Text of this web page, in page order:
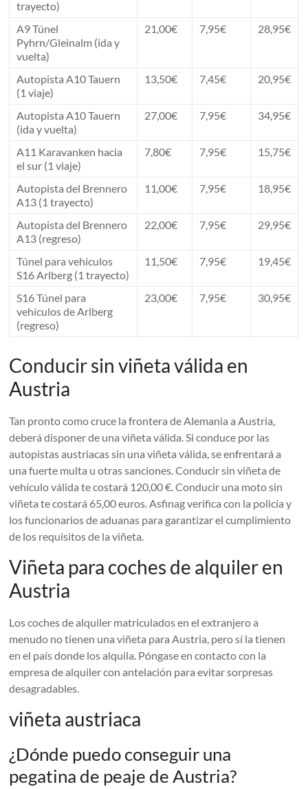
trayecto)
A9 Túnel
Pyhrn/Gleinalm (ida y
vuelta)
21,00€ 7,95€ 28,95€
Autopista A10 Tauern
(1 viaje)
13,50€ 7,45€ 20,95€
Autopista A10 Tauern
(ida y vuelta)
27,00€ 7,95€ 34,95€
A11 Karavanken hacia
el sur (1 viaje)
7,80€ 7,95€ 15,75€
Autopista del Brennero
A13 (1 trayecto)
11,00€ 7,95€ 18,95€
Autopista del Brennero
A13 (regreso)
22,00€ 7,95€ 29,95€
Túnel para vehículos
S16 Arlberg (1 trayecto)
11,50€ 7,95€ 19,45€
S16 Túnel para
vehículos de Arlberg
(regreso)
23,00€ 7,95€ 30,95€
Conducir sin viñeta válida en
Austria
Tan pronto como cruce la frontera de Alemania a Austria,
deberá disponer de una viñeta válida. Si conduce por las
autopistas austriacas sin una viñeta válida, se enfrentará a
una fuerte multa u otras sanciones. Conducir sin viñeta de
vehículo válida te costará 120,00 €. Conducir una moto sin
viñeta te costará 65,00 euros. Asfinag verifica con la policía y
los funcionarios de aduanas para garantizar el cumplimiento
de los requisitos de la viñeta.
Viñeta para coches de alquiler en
Austria
Los coches de alquiler matriculados en el extranjero a
menudo no tienen una viñeta para Austria, pero sí la tienen
en el país donde los alquila. Póngase en contacto con la
empresa de alquiler con antelación para evitar sorpresas
desagradables.
viñeta austriaca
¿Dónde puedo conseguir una
pegatina de peaje de Austria?